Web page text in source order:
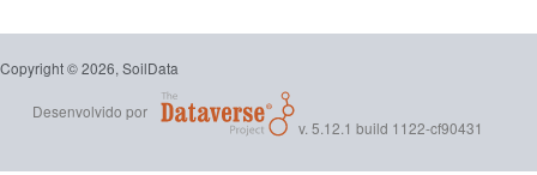
Copyright © 2026, SoilData
Desenvolvido por
v. 5.12.1 build 1122-cf90431